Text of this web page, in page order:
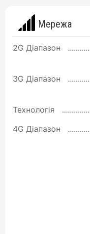
Мережа
2G Діапазон
3G Діапазон
Технологія
4G Діапазон